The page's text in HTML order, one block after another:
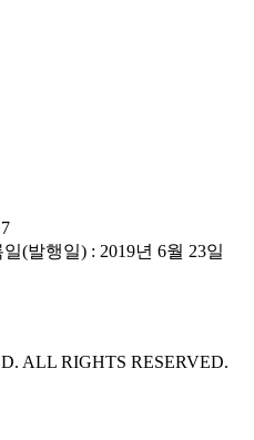
(발행일) : 2019년 6월 23일
ALL RIGHTS RESERVED.